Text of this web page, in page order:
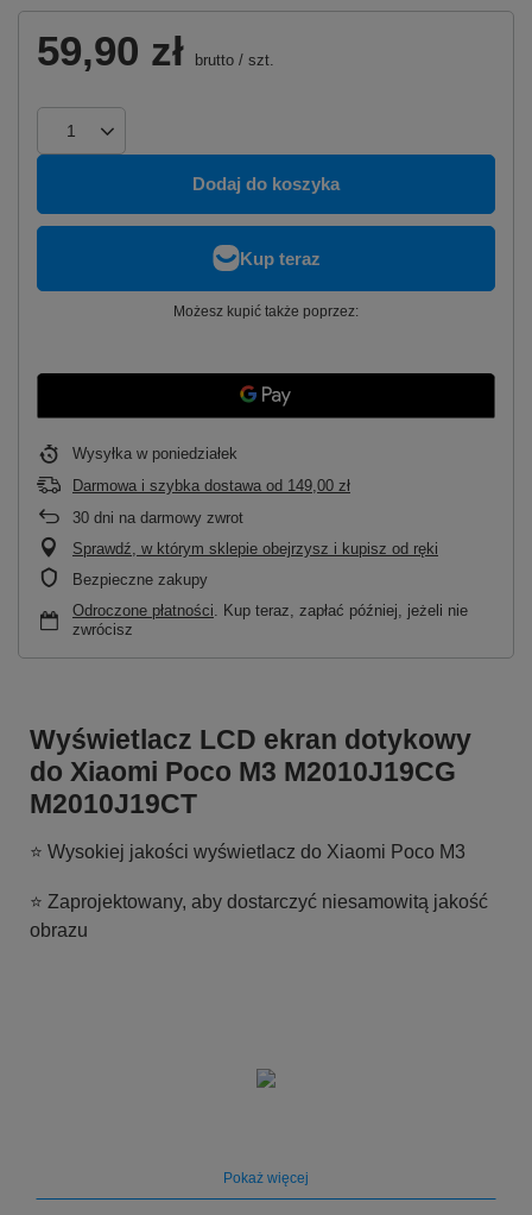
59,90 zł brutto / szt.
Dodaj do koszyka
Możesz kupić także poprzez:
Wysyłka w poniedziałek
Darmowa i szybka dostawa od 149,00 zł
30 dni na darmowy zwrot
Sprawdź, w którym sklepie obejrzysz i kupisz od ręki
Bezpieczne zakupy
Odroczone płatności . Kup teraz, zapłać później, jeżeli nie
zwrócisz
Wyświetlacz LCD ekran dotykowy
do Xiaomi Poco M3 M2010J19CG
M2010J19CT
⭐ Wysokiej jakości wyświetlacz do Xiaomi Poco M3
⭐ Zaprojektowany, aby dostarczyć niesamowitą jakość
obrazu
➡️ Wyświetlacz do Xiaomi Redmi
Pokaż więcej